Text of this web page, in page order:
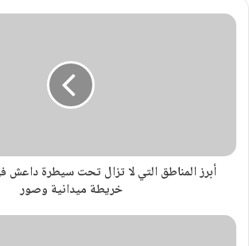
أبرز المناطق التي لا تزال تحت سيطرة
خريطة ميدانية وصور